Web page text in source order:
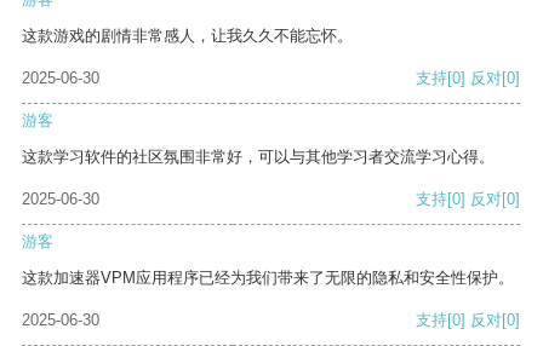
这款游戏的剧情非常感人，让我久久不能忘怀。
2025-06-30 支持[0] 反对[0]
游客
这款学习软件的社区氛围非常好，可以与其他学习者交流学习心得。
2025-06-30 支持[0] 反对[0]
游客
这款加速器VPM应用程序已经为我们带来了无限的隐私和安全性保护。
2025-06-30 支持[0] 反对[0]